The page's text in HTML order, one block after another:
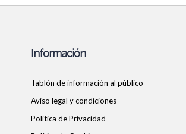
Información
Tablón de información al público
Aviso legal y condiciones
Política de Privacidad